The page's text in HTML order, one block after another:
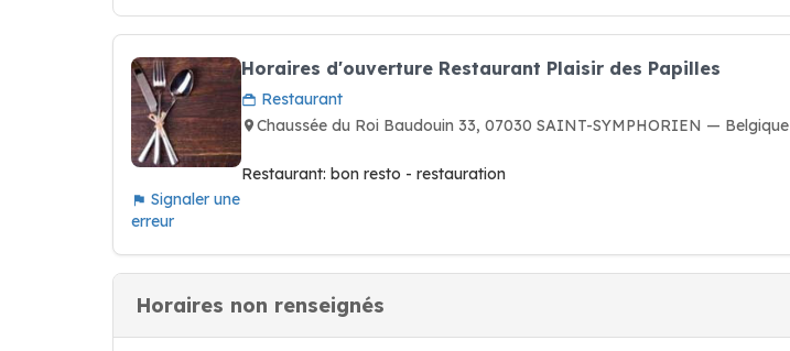
Signaler une
erreur
Horaires d'ouverture Restaurant Plaisir des Papilles
Restaurant
Chaussée du Roi Baudouin 33, 07030 SAINT-SYMPHORIEN — Belgique
Restaurant: bon resto - restauration
Horaires non renseignés